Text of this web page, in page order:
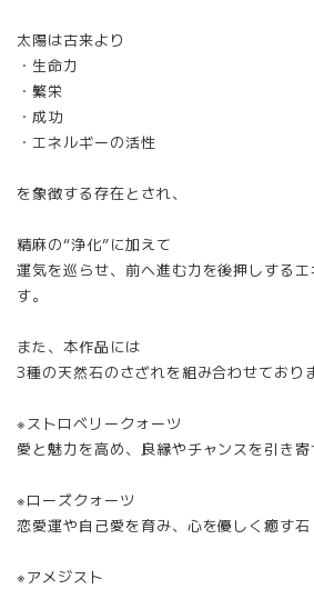
太陽は古来より
・生命力
・繁栄
・成功
・エネルギーの活性
を象徴する存在とされ、
精麻の“浄化”に加えて
運気を巡らせ、前へ進む力を後押しする
す。
また、本作品には
3種の天然石のさざれを組み合わせており
※ストロベリークォーツ
愛と魅力を高め、良縁やチャンスを引き寄
※ローズクォーツ
恋愛運や自己愛を育み、心を優しく癒す石
※アメジスト